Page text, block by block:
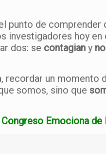
punto de comprender
investigadores hoy en
dos: se contagian y
recordar un momento
somos, sino que
Emociona